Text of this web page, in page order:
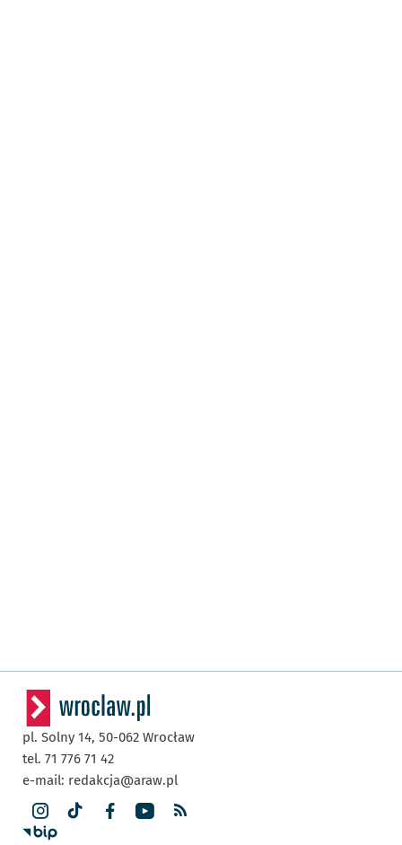
pl. Solny 14, 50-062 Wrocław
tel. 71 776 71 42
e-mail: redakcja@araw.pl